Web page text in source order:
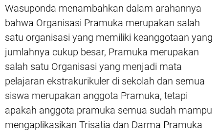
Wasuponda menambahkan dalam arahannya
bahwa Organisasi Pramuka merupakan salah
satu organisasi yang memiliki keanggotaan yang
jumlahnya cukup besar, Pramuka merupakan
salah satu Organisasi yang menjadi mata
pelajaran ekstrakurikuler di sekolah dan semua
siswa merupakan anggota Pramuka, tetapi
apakah anggota pramuka semua sudah mampu
mengaplikasikan Trisatia dan Darma Pramuka